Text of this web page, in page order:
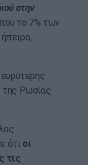
στην
το 7% των
της Ρωσίας
ότι οι
τις